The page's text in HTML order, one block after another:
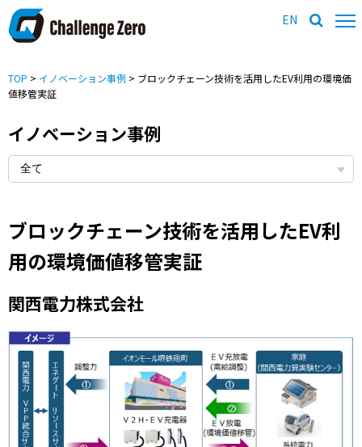
EN
TOP > イノベーション事例 > ブロックチェーン技術を活用したEV利用の環境価
値移管実証
イノベーション事例
ブロックチェーン技術を活用したEV利
用の環境価値移管実証
関西電力株式会社